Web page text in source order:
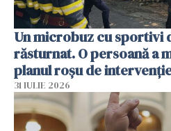
Un microbuz cu sportivi
răsturnat. O persoană a
planul roșu de
31 IULIE 2026